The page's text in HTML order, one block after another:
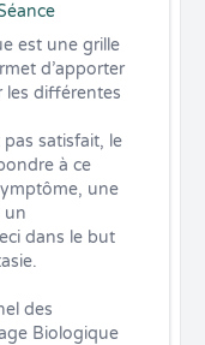
est une grille
d’apporter
différentes
pas satisfait, le
à ce
une
un
dans le but
des
Biologique